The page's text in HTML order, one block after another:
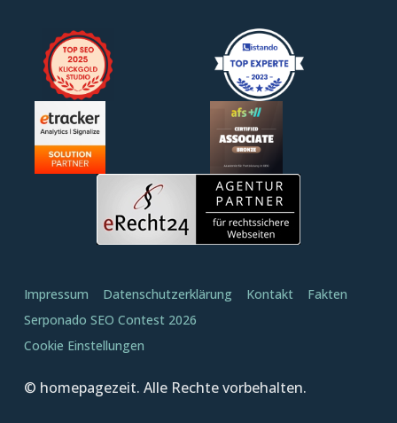
Impressum Datenschutzerklärung Kontakt
Fakten
Serponado SEO Contest 2026
Cookie Einstellungen
© homepagezeit. Alle Rechte vorbehalten.